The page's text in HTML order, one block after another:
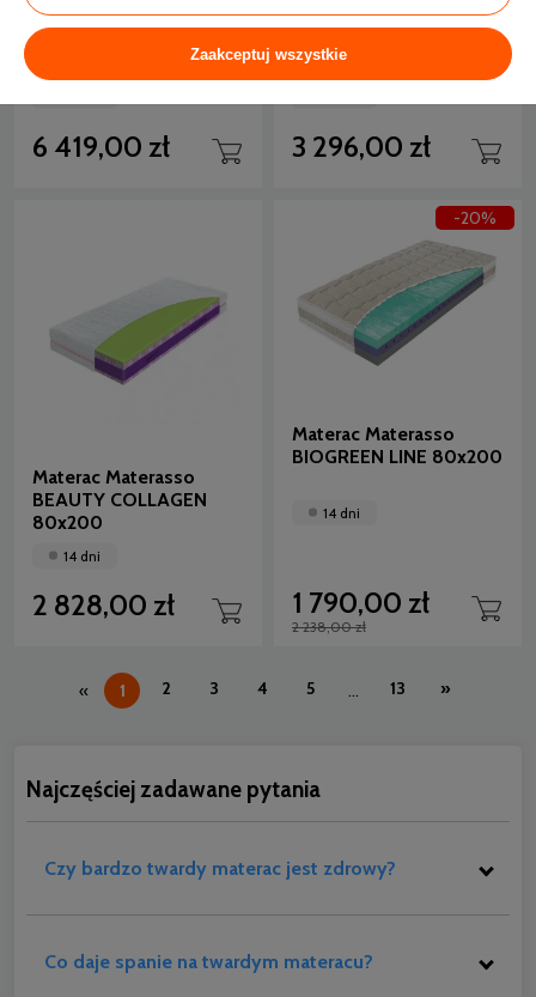
Materac Curem REG
80x200 Piankowy
6 419,00 zł
Materac Materasso
80x200
3 296,00 zł
Materac Materasso
BEAUTY COLLAGEN
80x200
14 dni
2 828,00 zł
Materac Materasso
BIOGREEN LINE 80x200
14 dni
1 790,00 zł
2 238,00 zł
-20%
« 1 2 3 4 5 ... 13 »
Najczęściej zadawane pytania
Czy bardzo twardy materac jest zdrowy?
Co daje spanie na twardym materacu?
Zaakceptuj wszystkie